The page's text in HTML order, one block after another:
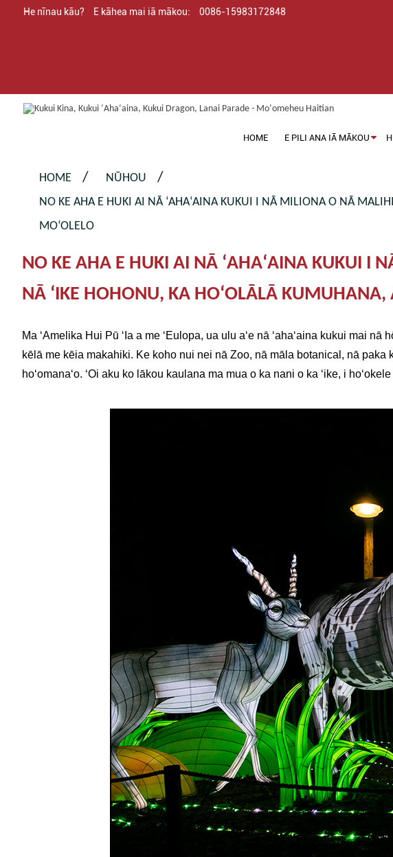
He nīnau kāu? E kāhea mai iā mākou: 0086-15983172848
HOME E PILI ANA IĀ MĀKOU
HOME
NŪHOU
NO KE AHA E HUKI AI NĀ ʻAHAʻAINA KUKUI I NĀ MILIONA O NĀ
MOʻOLELO
NO KE AHA E HUKI AI NĀ ʻAHAʻAINA KUKUI I
NĀ ʻIKE HOHONU, KA HOʻOLĀLĀ KUMUHANA,
Ma ʻAmelika Hui Pū ʻIa a me ʻEulopa, ua ulu aʻe nā ʻahaʻaina kukui mai
kēlā me kēia makahiki. Ke koho nui nei nā Zoo, nā māla botanical, nā paka
hoʻomanaʻo. ʻOi aku ko lākou kaulana ma mua o ka nani o ka ʻike, i